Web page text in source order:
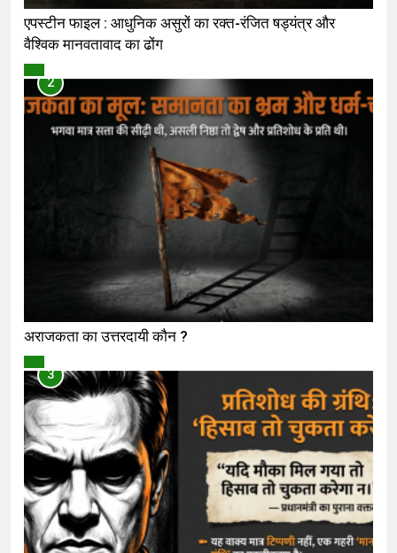
एपस्टीन फाइल : आधुनिक असुरों का रक्त-रंजित षड्यंत्र और
वैश्विक मानवतावाद का ढोंग
2
अराजकता का उत्तरदायी कौन ?
3